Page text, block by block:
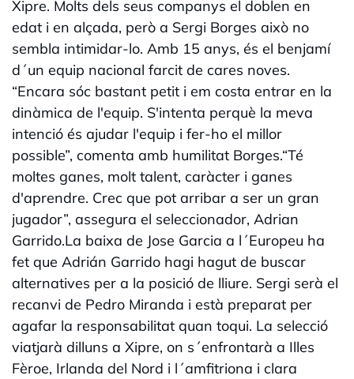
Xipre. Molts dels seus companys el doblen en
edat i en alçada, però a Sergi Borges això no
sembla intimidar-lo. Amb 15 anys, és el benjamí
d´un equip nacional farcit de cares noves.
“Encara sóc bastant petit i em costa entrar en la
dinàmica de l'equip. S'intenta perquè la meva
intenció és ajudar l'equip i fer-ho el millor
possible”, comenta amb humilitat Borges.“Té
moltes ganes, molt talent, caràcter i ganes
d'aprendre. Crec que pot arribar a ser un gran
jugador”, assegura el seleccionador, Adrian
Garrido.La baixa de Jose Garcia a l´Europeu ha
fet que Adrián Garrido hagi hagut de buscar
alternatives per a la posició de lliure. Sergi serà el
recanvi de Pedro Miranda i està preparat per
agafar la responsabilitat quan toqui. La selecció
viatjarà dilluns a Xipre, on s´enfrontarà a Illes
Fèroe, Irlanda del Nord i l´amfitriona i clara